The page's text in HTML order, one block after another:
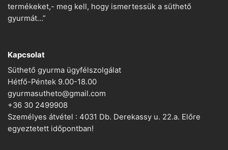
termékeket,- meg kell, hogy ismertessük a süthető
gyurmát…”
Kapcsolat
Süthető gyurma ügyfélszolgálat
Hétfő-Péntek 9.00-18.00
gyurmasutheto@gmail.com
+36 30 2499908
Személyes átvétel : 4031 Db. Derekassy u. 22.a. Előre
egyeztetett időpontban!